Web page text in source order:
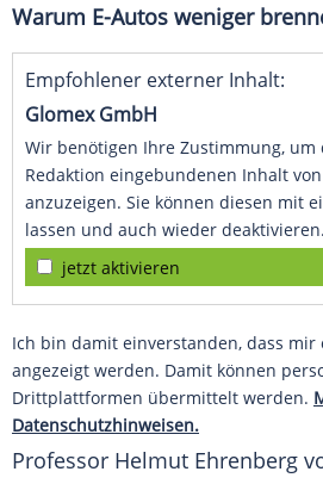
Warum E-Autos weniger
Empfohlener externer Inhalt:
Glomex GmbH
Wir benötigen Ihre Zustimmung, um
Redaktion eingebundenen Inhalt
anzuzeigen. Sie können diesen mit
lassen und auch wieder deaktivieren.
jetzt aktivieren
Ich bin damit einverstanden, dass mir
angezeigt werden. Damit können
Drittplattformen übermittelt werden.
Datenschutzhinweisen.
Professor Helmut Ehrenberg